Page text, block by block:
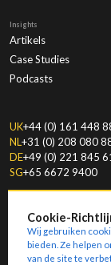
Insights
Artikels
Case Studies
Podcasts
UK+44 (0) 161 448
NL+31 (0) 208 080
DE+49 (0) 221 845
SG+65 6672 9400
© Copyright2026Amoria Bond.
Cookie-
Wij gebruiken
bieden. Ze helpen
van de site te